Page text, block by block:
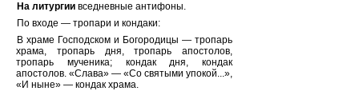
На литургии вседневные антифоны.
По входе — тропари и кондаки:
В храме Господском и Богородицы — тропарь
храма, тропарь дня, тропарь апостолов,
тропарь мученика; кондак дня, кондак
апостолов. «Слава» — «Со святыми упокой...»,
«И ныне» — кондак храма.